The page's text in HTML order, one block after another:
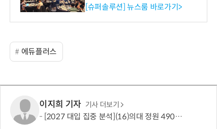
리 성료
[슈퍼솔루션] 뉴스룸 바로가기>
에듀플러스
이지희 기자 기사 더보기
[2027 대입 집중 분석](16)의대 정원 490명 늘었지만…서울·수도권은 전형 변화에 주목